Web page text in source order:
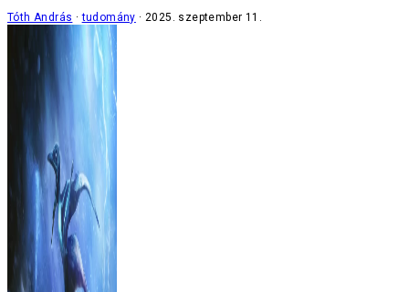
Tóth András tudomány 2025. szeptember 11.